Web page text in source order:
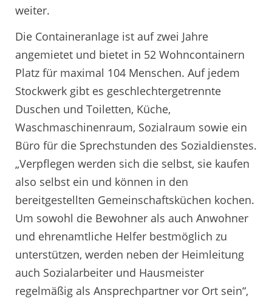
weiter.
Die Containeranlage ist auf zwei Jahre
angemietet und bietet in 52 Wohncontainern
Platz für maximal 104 Menschen. Auf jedem
Stockwerk gibt es geschlechtergetrennte
Duschen und Toiletten, Küche,
Waschmaschinenraum, Sozialraum sowie ein
Büro für die Sprechstunden des Sozialdienstes.
„Verpflegen werden sich die selbst, sie kaufen
also selbst ein und können in den
bereitgestellten Gemeinschaftsküchen kochen.
Um sowohl die Bewohner als auch Anwohner
und ehrenamtliche Helfer bestmöglich zu
unterstützen, werden neben der Heimleitung
auch Sozialarbeiter und Hausmeister
regelmäßig als Ansprechpartner vor Ort sein“,